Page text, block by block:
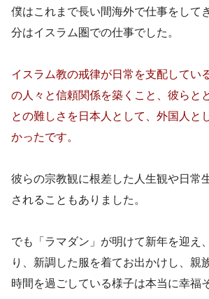
僕はこれまで長い間海外で仕事をして
分はイスラム圏での仕事でした。
イスラム教の戒律が日常を支配してい
の人々と信頼関係を築くこと、彼らと
との難しさを日本人として、外国人と
かったです。
彼らの宗教観に根差した人生観や日常
されることもありました。
でも「ラマダン」が明けて新年を迎え
り、新調した服を着てお出かけし、親
時間を過ごしている様子は本当に幸福